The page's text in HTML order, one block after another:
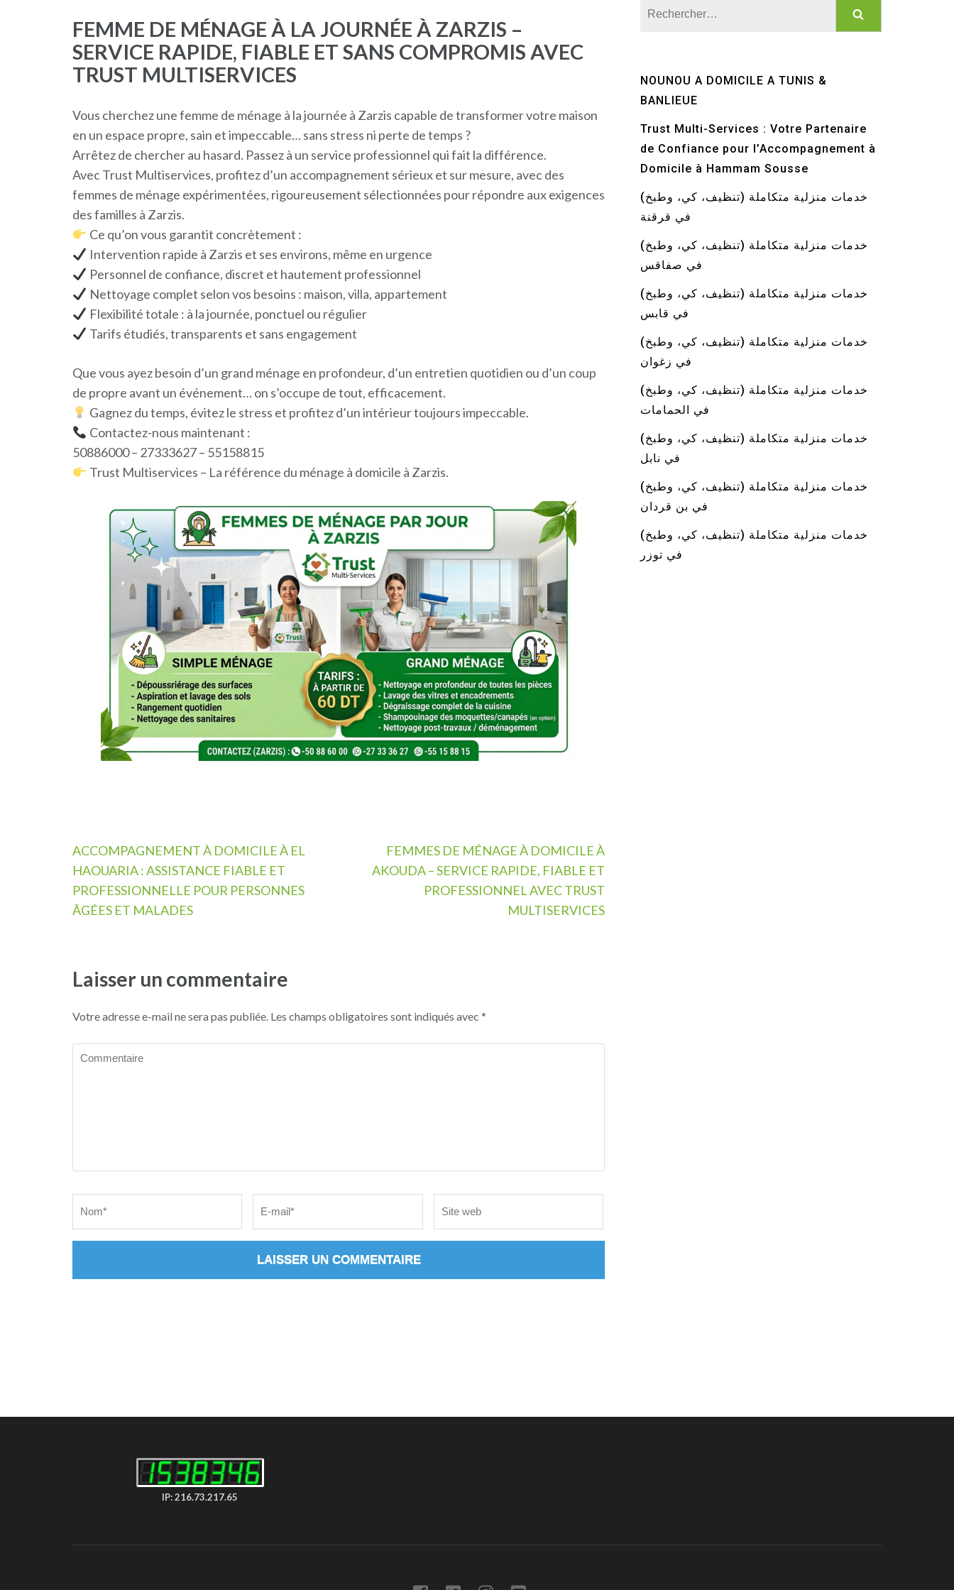
FEMME DE MÉNAGE À LA JOURNÉE À ZARZIS –
SERVICE RAPIDE, FIABLE ET SANS COMPROMIS AVEC
TRUST MULTISERVICES
Vous cherchez une femme de ménage à la journée à Zarzis capable de transformer votre maison
en un espace propre, sain et impeccable… sans stress ni perte de temps ?
Arrêtez de chercher au hasard. Passez à un service professionnel qui fait la différence.
Avec Trust Multiservices, profitez d’un accompagnement sérieux et sur mesure, avec des
femmes de ménage expérimentées, rigoureusement sélectionnées pour répondre aux exigences
des familles à Zarzis.
Ce qu’on vous garantit concrètement :
Intervention rapide à Zarzis et ses environs, même en urgence
Personnel de confiance, discret et hautement professionnel
Nettoyage complet selon vos besoins : maison, villa, appartement
Flexibilité totale : à la journée, ponctuel ou régulier
Tarifs étudiés, transparents et sans engagement
Que vous ayez besoin d’un grand ménage en profondeur, d’un entretien quotidien ou d’un coup
de propre avant un événement… on s’occupe de tout, efficacement.
Gagnez du temps, évitez le stress et profitez d’un intérieur toujours impeccable.
Contactez-nous maintenant :
50886000 – 27333627 – 55158815
Trust Multiservices – La référence du ménage à domicile à Zarzis.
Navigation
de
l’article
ACCOMPAGNEMENT À DOMICILE À EL
HAOUARIA : ASSISTANCE FIABLE ET
PROFESSIONNELLE POUR PERSONNES
ÂGÉES ET MALADES
FEMMES DE MÉNAGE À DOMICILE À
AKOUDA – SERVICE RAPIDE, FIABLE ET
PROFESSIONNEL AVEC TRUST
MULTISERVICES
Laisser un commentaire
Votre adresse e-mail ne sera pas publiée. Les champs obligatoires sont indiqués avec *
Commentaire
Rechercher :
NOUNOU A DOMICILE A TUNIS &
BANLIEUE
Trust Multi-Services : Votre Partenaire
de Confiance pour l’Accompagnement à
Domicile à Hammam Sousse
خدمات منزلية متكاملة (تنظيف، كي، وطبخ)
في قرقنة
خدمات منزلية متكاملة (تنظيف، كي، وطبخ)
في صفاقس
خدمات منزلية متكاملة (تنظيف، كي، وطبخ)
في قابس
خدمات منزلية متكاملة (تنظيف، كي، وطبخ)
في زغوان
خدمات منزلية متكاملة (تنظيف، كي، وطبخ)
في الحمامات
خدمات منزلية متكاملة (تنظيف، كي، وطبخ)
في نابل
خدمات منزلية متكاملة (تنظيف، كي، وطبخ)
في بن قردان
خدمات منزلية متكاملة (تنظيف، كي، وطبخ)
في توزر
IP: 216.73.217.65